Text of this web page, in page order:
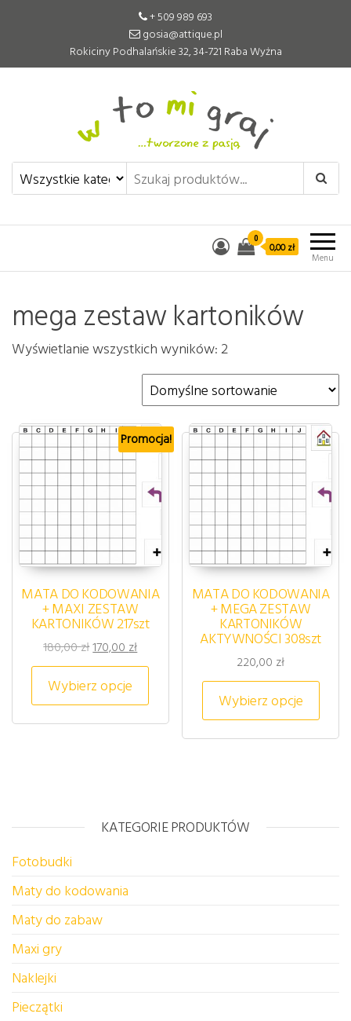
+ 509 989 693
gosia@attique.pl
Rokiciny Podhalańskie 32, 34-721 Raba Wyżna
W to mi graj
Pomoce edukacyjne tworzone z
pasją
Menu
0
0,00 zł
mega zestaw kartoników
Wyświetlanie wszystkich wyników: 2
Promocja!
MATA DO KODOWANIA
+ MAXI ZESTAW
KARTONIKÓW 217szt
180,00złPierwotna cena wynosiła: 180,00 zł.
170,00 złAktualna cena wynosi: 170,00 zł.
Wybierz opcje
Ten produkt ma wiele
MATA DO KODOWANIA
+ MEGA ZESTAW
KARTONIKÓW
AKTYWNOŚCI 308szt
220,00 zł
Wybierz opcje
Ten
KATEGORIE PRODUKTÓW
Fotobudki
Maty do kodowania
Maty do zabaw
Maxi gry
Naklejki
Pieczątki